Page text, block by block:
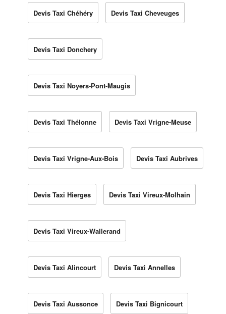
Devis Taxi Chéhéry Devis Taxi Cheveuges
Devis Taxi Donchery
Devis Taxi Noyers-Pont-Maugis
Devis Taxi Thélonne Devis Taxi Vrigne-Meuse
Devis Taxi Vrigne-Aux-Bois Devis Taxi Aubrives
Devis Taxi Hierges Devis Taxi Vireux-Molhain
Devis Taxi Vireux-Wallerand
Devis Taxi Alincourt Devis Taxi Annelles
Devis Taxi Aussonce Devis Taxi Bignicourt